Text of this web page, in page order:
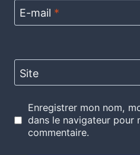
E-mail *
Site
Enregistrer mon nom,
dans le navigateur pour
commentaire.